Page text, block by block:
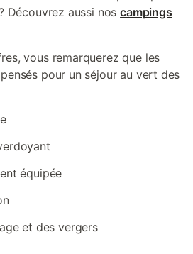
Découvrez aussi noscampings
vous remarquerez que les
pour un séjour au vert des
équipée
et des vergers